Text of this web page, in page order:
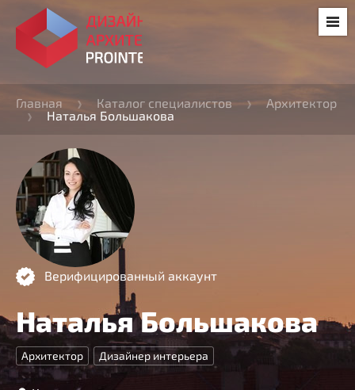
Главная Каталог специалистов
Архитектор
Наталья Большакова
Верифицированный аккаунт
Наталья Большакова
Архитектор Дизайнер интерьера